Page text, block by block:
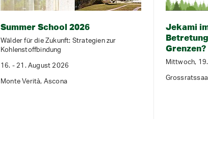
Summer School 2026
Wälder für die Zukunft: Strategien zur
Kohlenstoffbindung
16. - 21. August 2026
Monte Verità, Ascona
Jekami
Grenzen?
Mittwoch,